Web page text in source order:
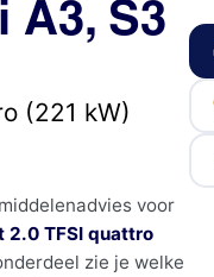
A3, S3
(221 kW)
voor
2.0 TFSI quattro
zie je welke